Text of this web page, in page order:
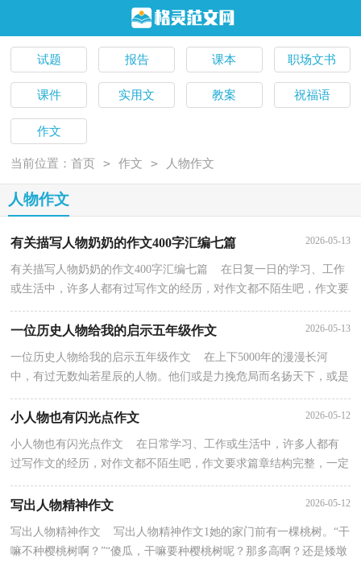
试题 报告 课本 职场文书
课件 实用文 教案 祝福语
作文
当前位置：首页 > 作文 > 人物作文
人物作文
有关描写人物奶奶的作文400字汇编七篇 2026-05-13
有关描写人物奶奶的作文400字汇编七篇 在日复一日的学习、工作
或生活中，许多人都有过写作文的经历，对作文都不陌生吧，作文要
求篇章结构完整，一定要避免无结尾作文的出现。那...
一位历史人物给我的启示五年级作文 2026-05-13
一位历史人物给我的启示五年级作文 在上下5000年的漫漫长河
中，有过无数灿若星辰的人物。他们或是力挽危局而名扬天下，或是
小人物也有闪光点作文 2026-05-12
小人物也有闪光点作文 在日常学习、工作或生活中，许多人都有
过写作文的经历，对作文都不陌生吧，作文要求篇章结构完整，一定
要避免无结尾作文的出现。相信许多人会觉得作文很难...
写出人物精神作文 2026-05-12
写出人物精神作文 写出人物精神作文1她的家门前有一棵桃树。“干
嘛不种樱桃树啊？”“傻瓜，干嘛要种樱桃树呢？那多高啊？还是矮墩